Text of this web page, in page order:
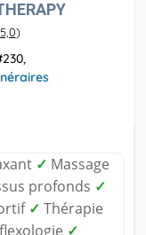
)
✓ Massage
profonds ✓
✓ Thérapie
✓